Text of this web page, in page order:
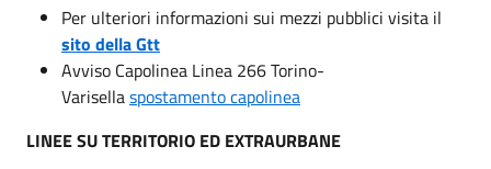
Per ulteriori informazioni sui mezzi pubblici visita il
sito della Gtt
Avviso Capolinea Linea 266 Torino-
Varisellaspostamento capolinea
LINEE SU TERRITORIO ED EXTRAURBANE